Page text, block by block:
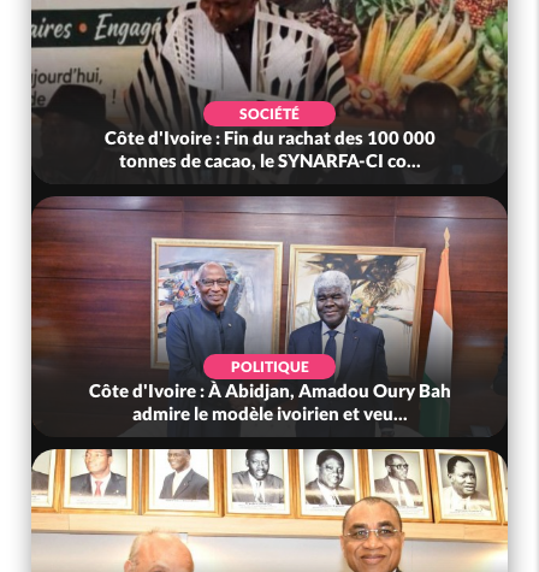
SOCIÉTÉ
Côte d'Ivoire : Fin du rachat des 100 000
tonnes de cacao, le SYNARFA-CI co...
POLITIQUE
Côte d'Ivoire : À Abidjan, Amadou Oury Bah
admire le modèle ivoirien et veu...